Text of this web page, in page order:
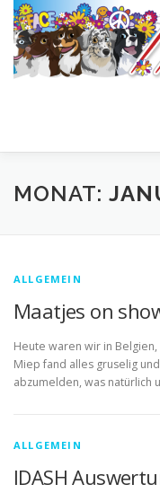
Zum
Inhalt
springen
STARTSEITE
LINKLIST
MONAT:
ALLGEMEIN
Maatjes on
Heute waren wir in
Miep fand alles gruselig
abzumelden, was natürlich
ALLGEMEIN
IDASH